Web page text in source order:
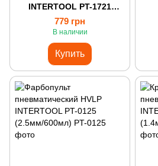
INTERTOOL PT-1721
(6*13мм/черный)
779 грн
В наличии
Купить